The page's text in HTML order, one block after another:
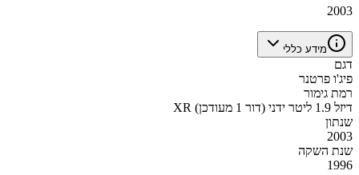
2003
מידע כללי
דגם
פיג'ו פרטנר
רמת גימור
XR דיזל 1.9 ליטר ידני (דור 1 מעודכן)
שנתון
2003
שנת השקה
1996